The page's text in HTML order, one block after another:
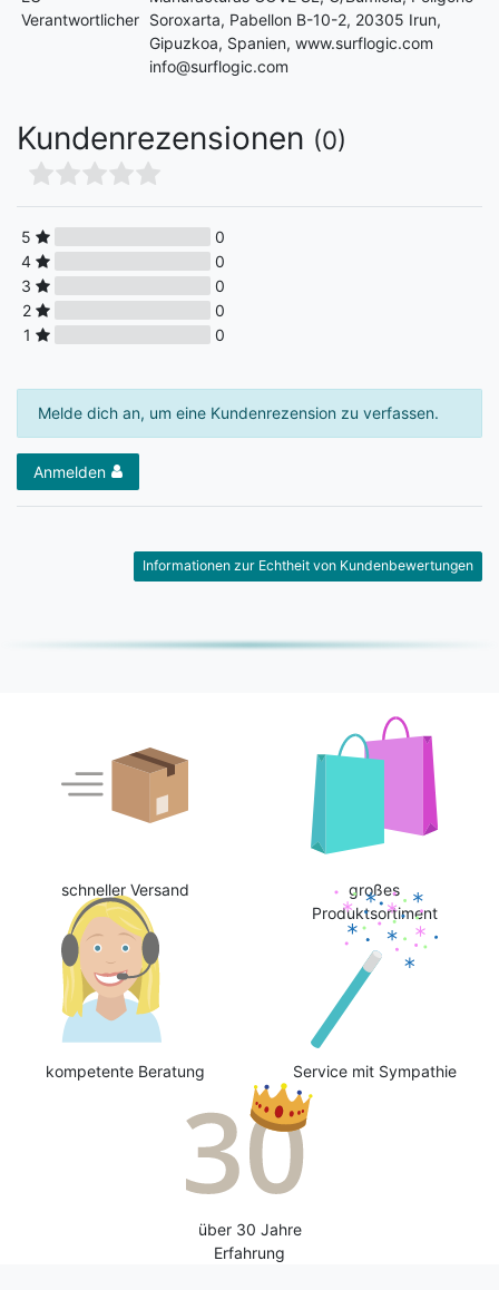
Verantwortlicher Soroxarta, Pabellon B-10-2, 20305 Irun,
Gipuzkoa, Spanien, www.surflogic.com
info@surflogic.com
Kundenrezensionen (0)
5
0
4
0
3
0
2
0
1
0
Melde dich an, um eine Kundenrezension zu verfassen.
Anmelden
Informationen zur Echtheit von Kundenbewertungen
schneller Versand
großes
Produktsortiment
kompetente Beratung Service mit Sympathie
über 30 Jahre
Erfahrung